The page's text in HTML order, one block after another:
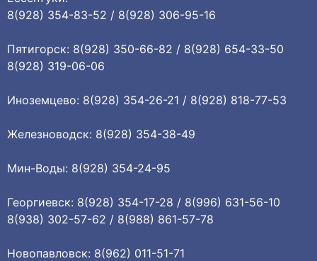
8(928) 354-83-52 / 8(928) 306-95-16
Пятигорск: 8(928) 350-66-82 / 8(928) 654-33-50
8(928) 319-06-06
Иноземцево: 8(928) 354-26-21 / 8(928) 818-77-53
Железноводск: 8(928) 354-38-49
Мин-Воды: 8(928) 354-24-95
Георгиевск: 8(928) 354-17-28 / 8(996) 631-56-10
8(938) 302-57-62 / 8(988) 861-57-78
Новопавловск: 8(962) 011-51-71